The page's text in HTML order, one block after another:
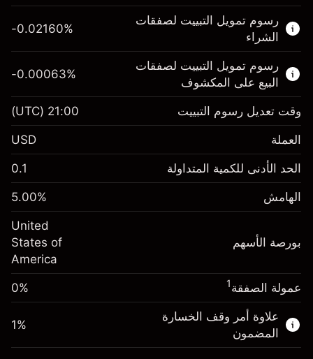
هذا السوق المالي متاح للتداول من خلال عقود
الفروقات.
اعرف المزيد عن:
عقود الفروقات
رسوم تمويل التبييت لصفقات
الشراء
$1,000.00
رسوم التبييت
الرسوم من قيمة الصفقة الكاملة
%
(-$4.32)
حجم الصفقة بالرافعة المالية ~$20,000.00
الأموال من الرافعة المالية ~ دولار
انتقل إلى المنصة
-0.02160%
رسوم تمويل التبييت لصفقات
البيع على المكشوف
الهامش. استثمارك $1,000.00
رسوم التبييت
الرسوم من قيمة الصفقة الكاملة
-0.000626
%
(-$0.13)
حجم الصفقة بالرافعة المالية ~
الأموال من الرافعة المالية ~ دولار
انتقل إلى المنصة
-0.00063%
وقت تعديل رسوم التبييت 21:00
(UTC)
العملة USD
الحد الأدنى للكمية المتداولة 0.1
الهامش 5.00%
بورصة الأسهم
United
States of
America
عمولة الصفقة1
0%
علاوة أمر وقف الخسارة
المضمون
1%